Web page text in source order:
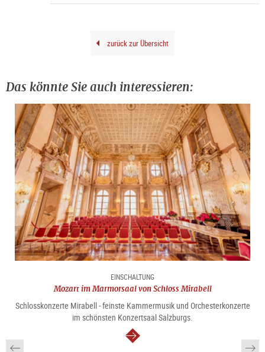
zurück zur Übersicht
Das könnte Sie auch interessieren:
EINSCHALTUNG
Mozart im Marmorsaal von Schloss Mirabell
Schlosskonzerte Mirabell - feinste Kammermusik und Orchesterkonzerte
im schönsten Konzertsaal Salzburgs.
weiter